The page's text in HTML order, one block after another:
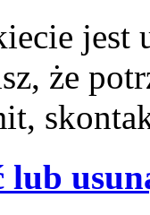
jest
że